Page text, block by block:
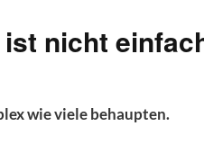
nicht
wie viele behaupten.